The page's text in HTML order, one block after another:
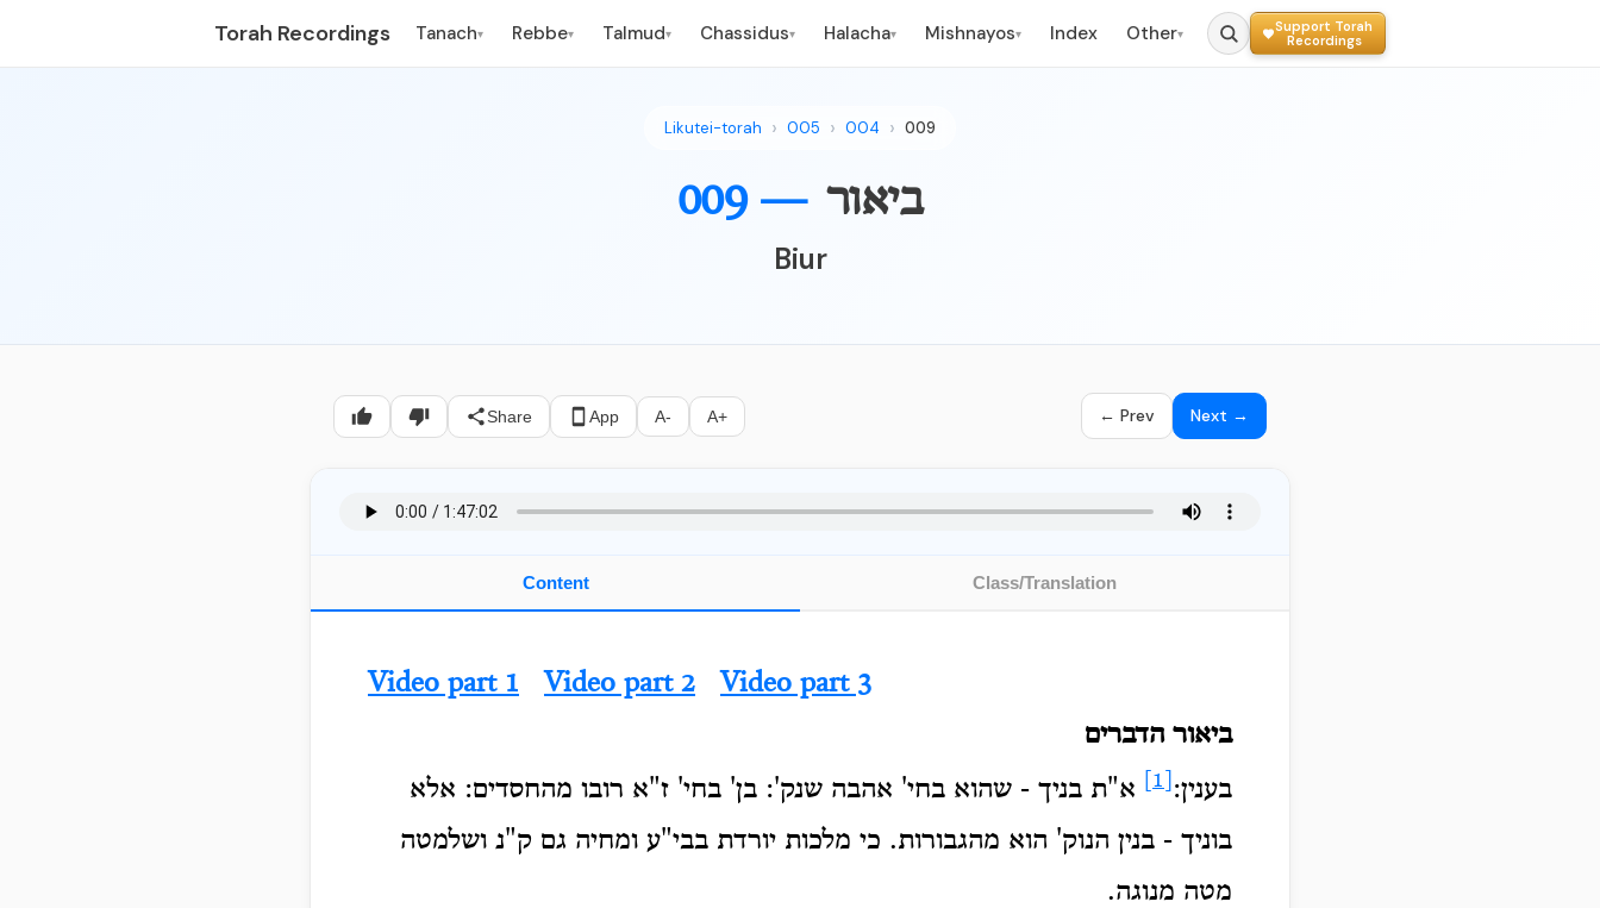
Torah Recordings Tanach▾ Rebbe▾ Talmud▾ Chassidus▾ Halacha▾ Mishnayos▾ Index Other▾
Support Torah
Recordings
Likutei-torah 005 004 009
009 — ביאור
Biur
Share App A- A+ ← Prev Next →
Content Class/Translation
Video part 1 Video part 2
Video part 3
ביאור הדברים
בענין:
א"ת בניך - שהוא בחי' אהבה שנק': בן' בחי' ז"א רובו מהחסדים: אלא
בוניך - בנין הנוק' הוא מהגבורות. כי מלכות יורדת בבי"ע ומחיה גם ק"נ ושלמטה
מטה מנוגה.